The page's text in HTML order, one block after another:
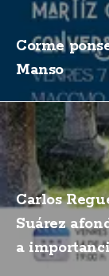
Corme
Manso
Carlos
Suárez
a